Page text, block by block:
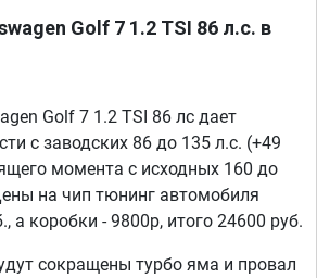
Golf 7 1.2 TSI 86 л.с. в
Golf 7 1.2 TSI 86 лс дает
с заводских 86 до 135 л.с. (+49
момента с исходных 160 до
на чип тюнинг автомобиля
а коробки - 9800р, итого 24600 руб.
сокращены турбо яма и провал